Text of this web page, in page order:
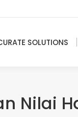
SOLUTIONS
Nilai